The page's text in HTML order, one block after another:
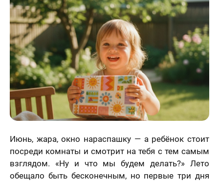
Июнь, жара, окно нараспашку — а ребёнок стоит
посреди комнаты и смотрит на тебя с тем самым
взглядом. «Ну и что мы будем делать?» Лето
обещало быть бесконечным, но первые три дня